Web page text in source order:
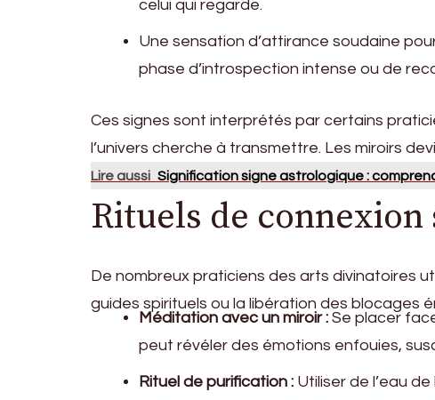
celui qui regarde.
Une sensation d’attirance soudaine
phase d’introspection intense ou de
Ces signes sont interprétés par certains
l’univers cherche à transmettre. Les miroirs
Lire aussi Signification signe astrologique :
Rituels de
De nombreux praticiens des arts divinatoires
guides spirituels ou la libération des blocages
Méditation avec un miroir : Se placer
peut révéler des émotions enfouies,
Rituel de purification : Utiliser de l’eau